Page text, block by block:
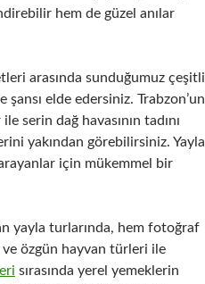
hem de güzel anılar
arasında sunduğumuz çeşitli
elde edersiniz. Trabzon’un
serin dağ havasının tadını
yakından görebilirsiniz. Yayla
için mükemmel bir
yayla turlarında, hem fotoğraf
özgün hayvan türleri ile
sırasında yerel yemeklerin